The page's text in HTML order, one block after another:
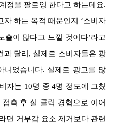
정을 팔로잉 한다고 하는데요.
하는 목적 때문인지 ‘소비자
이 많다고 느낄 것이다’라고
과 달리, 실제로 소비자들은 광
니었습니다. 실제로 광고를 많
자는 10명 중 4명 정도에 그쳤
촉 후 실 클릭 경험으로 이어
면 거부감 요소 제거보다 관련